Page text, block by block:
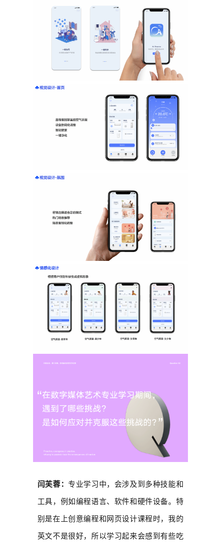
闫芙蓉：专业学习中，会涉及到多种技能和
工具，例如编程语言、软件和硬件设备。特
别是在上创意编程和网页设计课程时，我的
英文不是很好，所以学习起来会感到有些吃